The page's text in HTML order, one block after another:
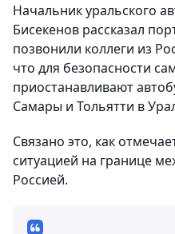
Начальник уральского
Бисекенов рассказал
позвонили коллеги из
что для безопасности
приостанавливают
Самары и Тольятти в
Связано это, как
ситуацией на границе
Россией.